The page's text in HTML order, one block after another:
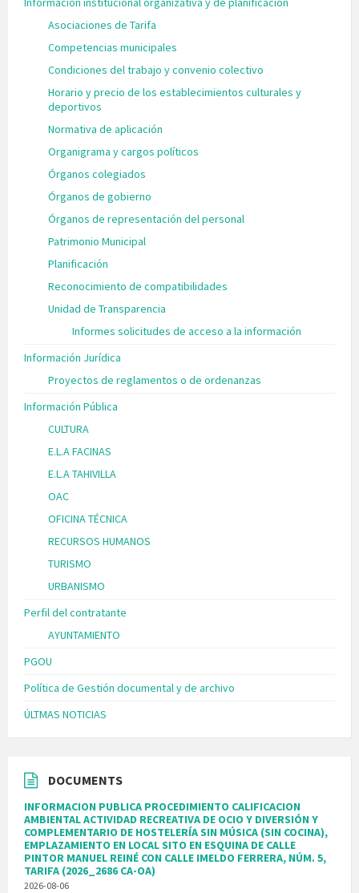
Asociaciones de Tarifa
Competencias municipales
Condiciones del trabajo y convenio colectivo
Horario y precio de los establecimientos culturales y
deportivos
Normativa de aplicación
Organigrama y cargos políticos
Órganos colegiados
Órganos de gobierno
Órganos de representación del personal
Patrimonio Municipal
Planificación
Reconocimiento de compatibilidades
Unidad de Transparencia
Informes solicitudes de acceso a la información
Información Jurídica
Proyectos de reglamentos o de ordenanzas
Información Pública
CULTURA
E.L.A FACINAS
E.L.A TAHIVILLA
OAC
OFICINA TÉCNICA
RECURSOS HUMANOS
TURISMO
URBANISMO
Perfil del contratante
AYUNTAMIENTO
PGOU
Política de Gestión documental y de archivo
ÚLTMAS NOTICIAS
DOCUMENTS
INFORMACION PUBLICA PROCEDIMIENTO CALIFICACION
AMBIENTAL ACTIVIDAD RECREATIVA DE OCIO Y DIVERSIÓN Y
COMPLEMENTARIO DE HOSTELERÍA SIN MÚSICA (SIN COCINA),
EMPLAZAMIENTO EN LOCAL SITO EN ESQUINA DE CALLE
PINTOR MANUEL REINÉ CON CALLE IMELDO FERRERA, NÚM. 5,
TARIFA (2026_2686 CA-OA)
2026-08-06